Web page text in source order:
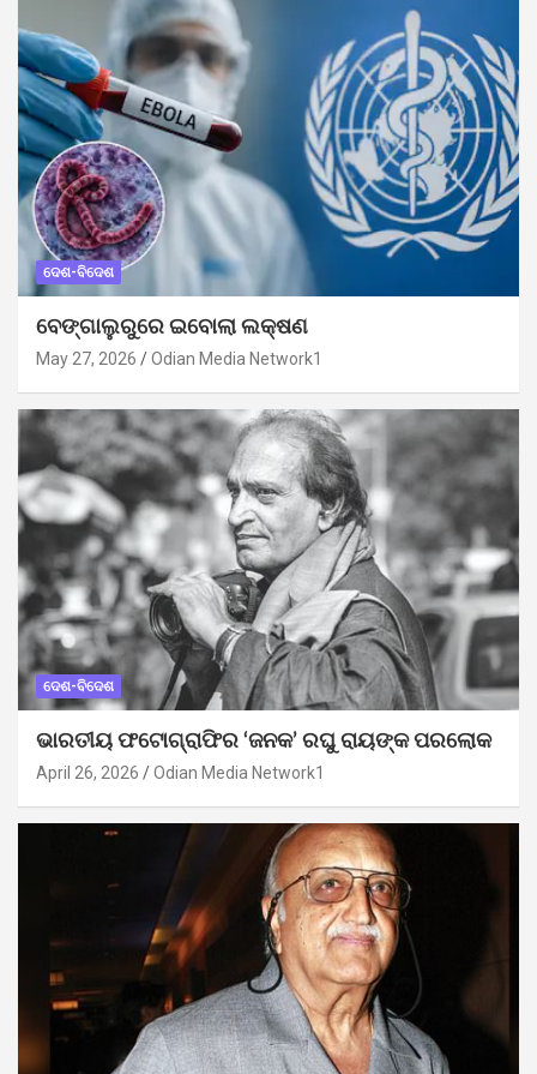
ଦେଶ-ବିଦେଶ
ବେଙ୍ଗାଲୁରୁରେ ଇବୋଲା ଲକ୍ଷଣ
May 27, 2026 Odian Media Network1
ଦେଶ-ବିଦେଶ
ଭାରତୀୟ ଫଟୋଗ୍ରାଫିର ‘ଜନକ’ ରଘୁ ରାୟଙ୍କ ପରଲୋକ
April 26, 2026 Odian Media Network1